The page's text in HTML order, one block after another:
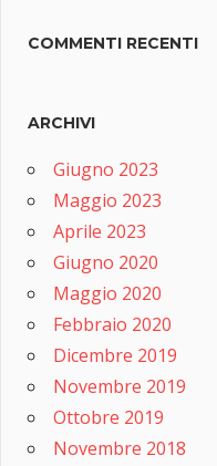
COMMENTI RECENTI
ARCHIVI
Giugno 2023
Maggio 2023
Aprile 2023
Giugno 2020
Maggio 2020
Febbraio 2020
Dicembre 2019
Novembre 2019
Ottobre 2019
Novembre 2018